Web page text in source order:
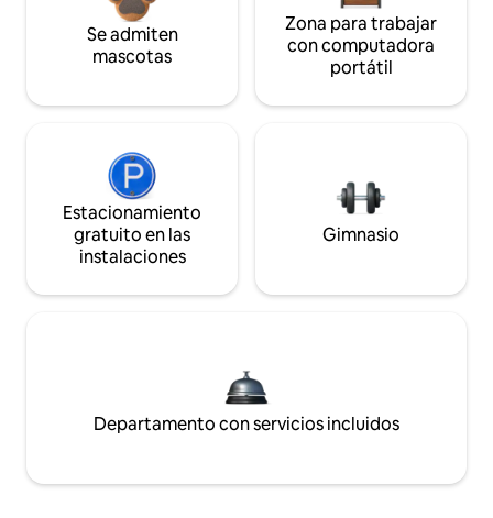
Se admiten
mascotas
Zona para trabajar
con computadora
portátil
Estacionamiento
gratuito en las
instalaciones
Gimnasio
Departamento con servicios incluidos